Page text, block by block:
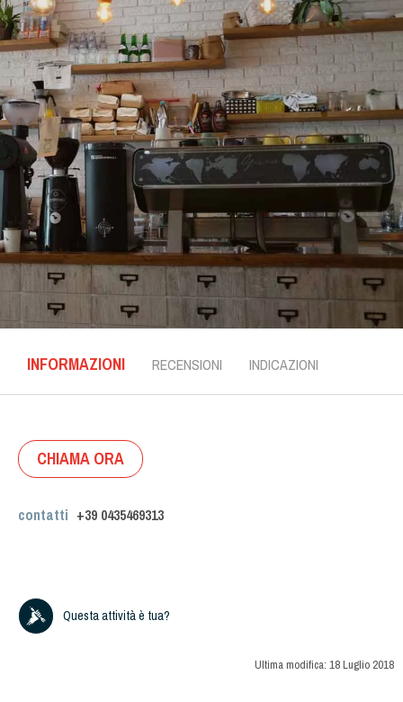
INFORMAZIONI RECENSIONI INDICAZIONI
CHIAMA ORA
contatti +39 0435469313
Questa attività è tua?
Ultima modifica: 18 Luglio 2018